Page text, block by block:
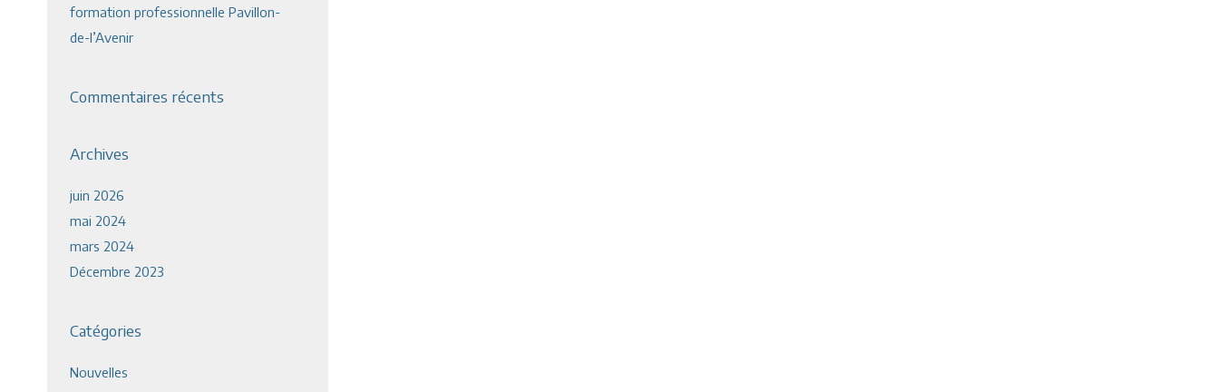
formation professionnelle Pavillon-
de-l’Avenir
Commentaires récents
Archives
juin 2026
mai 2024
mars 2024
Décembre 2023
Catégories
Nouvelles